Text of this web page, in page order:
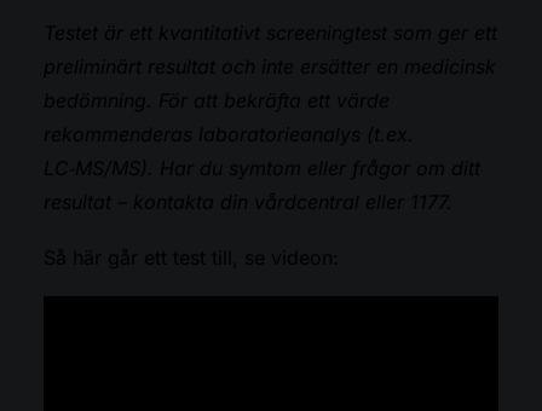
Testet är ett kvantitativt screeningtest som ger ett
preliminärt resultat och inte ersätter en medicinsk
bedömning. För att bekräfta ett värde
rekommenderas laboratorieanalys (t.ex.
LC‑MS/MS). Har du symtom eller frågor om ditt
resultat – kontakta din vårdcentral eller 1177.
Så här går ett test till, se videon: